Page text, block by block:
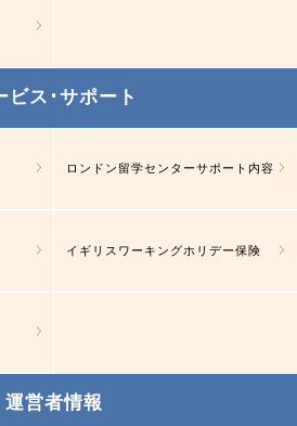
ビス･サポート
ロンドン留学センターサポート内容
イギリスワーキングホリデー保険
運営者情報